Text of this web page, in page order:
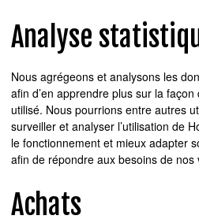
Analyse
Nous agrégeons et analysons les
afin d’en apprendre plus sur la
utilisé. Nous pourrions entre autres
surveiller et analyser l’utilisation de
le fonctionnement et mieux adapter
afin de répondre aux besoins de nos
Achats